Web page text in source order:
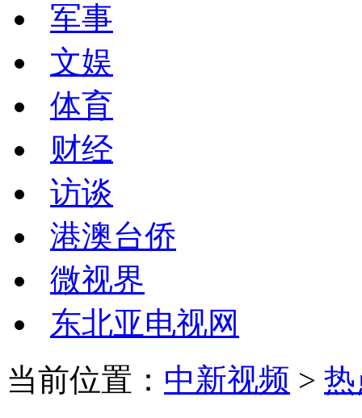
军事
文娱
体育
财经
访谈
港澳台侨
微视界
东北亚电视网
当前位置： 中新视频 >